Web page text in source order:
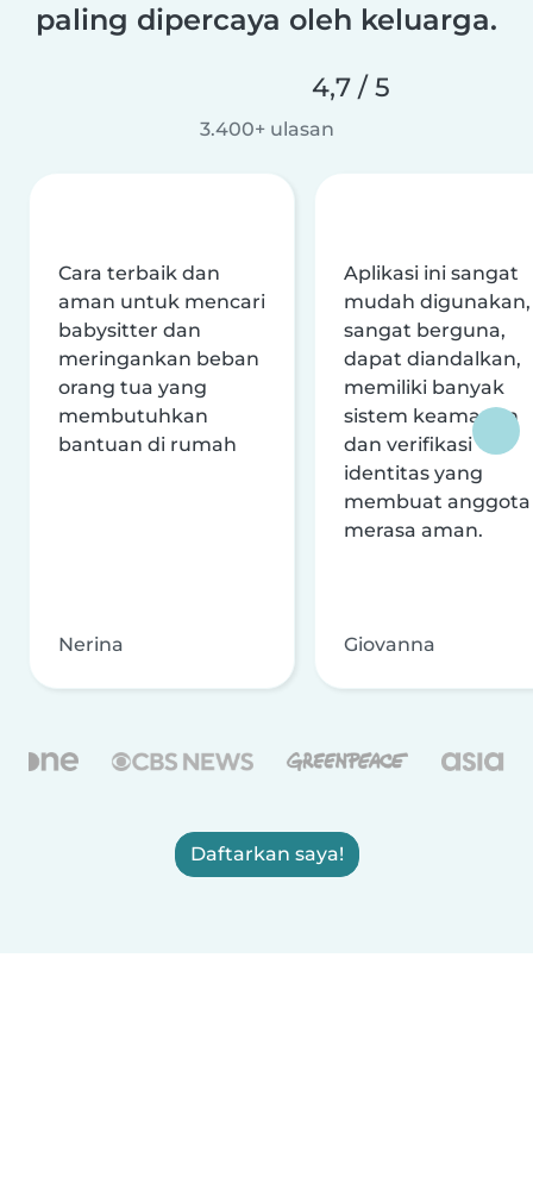
paling dipercaya oleh keluarga.
4,7 / 5
3.400+ ulasan
Cara terbaik dan
aman untuk mencari
babysitter dan
meringankan beban
orang tua yang
membutuhkan
bantuan di rumah
Nerina
Aplikasi ini sangat
mudah digunakan,
sangat berguna,
dapat diandalkan,
memiliki banyak
sistem keamanan
dan verifikasi
identitas yang
membuat anggota
merasa aman.
Giovanna
Daftarkan saya!